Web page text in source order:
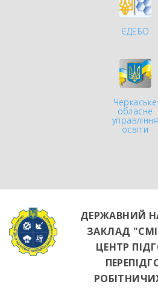
ЄДЕБО
Черкаське
обласне
управління
освіти
ДЕРЖАВНИЙ
ЗАКЛАД
ЦЕНТР